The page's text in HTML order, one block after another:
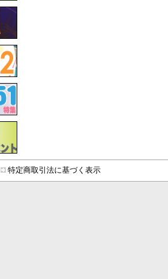
特定商取引法に基づく表示